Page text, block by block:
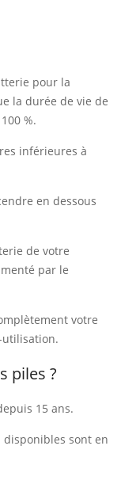
pour la
la durée de vie de
%.
inférieures à
en dessous
de votre
par le
votre
piles ?
15 ans.
sont en